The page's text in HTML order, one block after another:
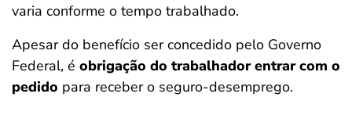
varia conforme o tempo trabalhado.
Apesar do benefício ser concedido pelo Governo
Federal, é obrigação do trabalhador entrar com o
pedido para receber o seguro-desemprego.